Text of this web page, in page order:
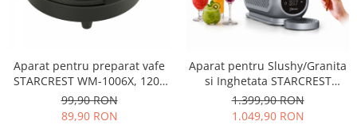
Aparat pentru preparat vafe
STARCREST WM-1006X, 1200
W, 5 vafe, Placi antiaderente,
Indicator luminos, Negru-Inox
99,90 RON
89,90 RON
Aparat pentru Slushy/Granita
si Inghetata STARCREST
IceMix SSI-2518PRO, 2.5L,
Panou de control tactil, 8
1.399,90 RON
1.049,90 RON